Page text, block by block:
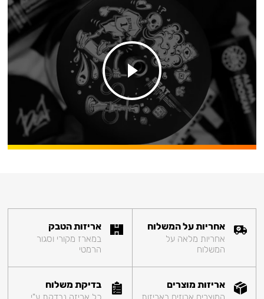
אחריות על המשלוח
אחריות מלאה על
המשלוח
אריזות הטבק
במארז מקורי וסגור
הרמטי
אריזות מוצרים בדיקת משלוח